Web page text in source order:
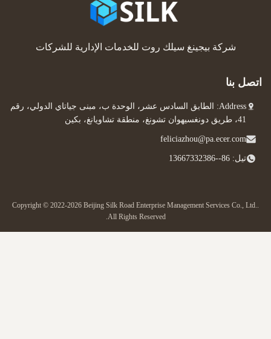
شركة بيجينغ سيلك روت للخدمات الإدارية للشركات
بنا
Address: الطابق السادس عشر، الوحدة ب، مبنى جياتاي الدولي، رقم
feliciazhou@pa.ecer.com
تيل: 86--13667332386
Copyright © 2022-2026 Beijing Silk Road Enterprise Management Services Co.,
All Rights Reserved.